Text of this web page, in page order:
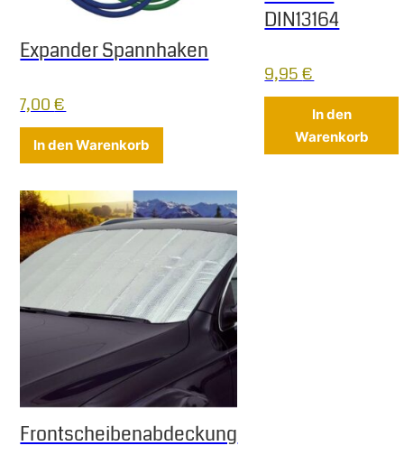
Expander Spannhaken
7,00€
In den Warenkorb
DIN13164
9,95€
In den
Warenkorb
Frontscheibenabdeckung